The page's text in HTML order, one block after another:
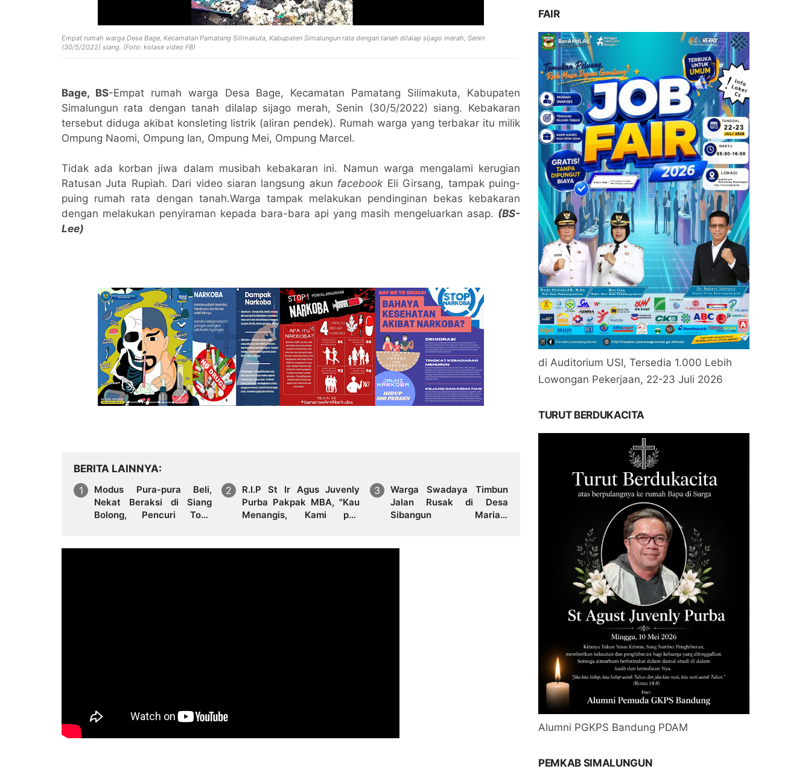
Empat rumah warga Desa Bage, Kecamatan Pamatang Silimakuta, Kabupaten Simalungun rata dengan tanah dilalap sijago merah, Senin
(30/5/2022) siang. (Foto: kolase video FB)
Bage, BS-Empat rumah warga Desa Bage, Kecamatan Pamatang Silimakuta, Kabupaten
Simalungun rata dengan tanah dilalap sijago merah, Senin (30/5/2022) siang. Kebakaran
tersebut diduga akibat konsleting listrik (aliran pendek). Rumah warga yang terbakar itu milik
Ompung Naomi, Ompung Ian, Ompung Mei, Ompung Marcel.
Tidak ada korban jiwa dalam musibah kebakaran ini. Namun warga mengalami kerugian
Ratusan Juta Rupiah. Dari video siaran langsung akun facebook Eli Girsang, tampak puing-
puing rumah rata dengan tanah.Warga tampak melakukan pendinginan bekas kebakaran
dengan melakukan penyiraman kepada bara-bara api yang masih mengeluarkan asap. (BS-
Lee)
BERITA LAINNYA
Modus Pura-pura Beli,
Nekat Beraksi di Siang
Bolong, Pencuri Toko
R.I.P St Ir Agus Juvenly
Purba Pakpak MBA, "Kau
Menangis, Kami pun
Warga Swadaya Timbun
Jalan Rusak di Desa
Sibangun Mariah,
FAIR
di Auditorium USI, Tersedia 1.000 Lebih
Lowongan Pekerjaan, 22-23 Juli 2026
TURUT BERDUKACITA
Alumni PGKPS Bandung PDAM
PEMKAB SIMALUNGUN